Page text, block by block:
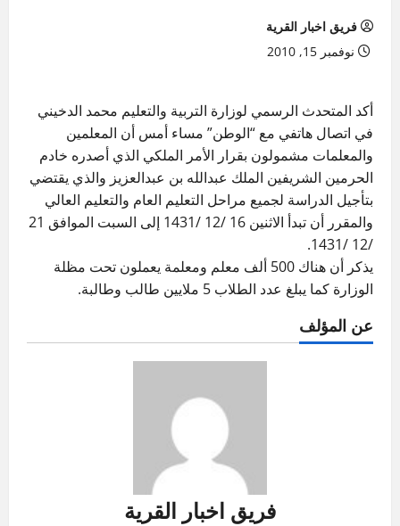
فريق اخبار القرية
نوفمبر 15, 2010
أكد المتحدث الرسمي لوزارة التربية والتعليم محمد الدخيني
في اتصال هاتفي مع “الوطن” مساء أمس أن المعلمين
والمعلمات مشمولون بقرار الأمر الملكي الذي أصدره خادم
الحرمين الشريفين الملك عبدالله بن عبدالعزيز والذي يقتضي
بتأجيل الدراسة لجميع مراحل التعليم العام والتعليم العالي
والمقرر أن تبدأ الاثنين 16 /12 /1431 إلى السبت الموافق 21
/12 /1431.
يذكر أن هناك 500 ألف معلم ومعلمة يعملون تحت مظلة
الوزارة كما يبلغ عدد الطلاب 5 ملايين طالب وطالبة.
عن المؤلف
فريق اخبار القرية